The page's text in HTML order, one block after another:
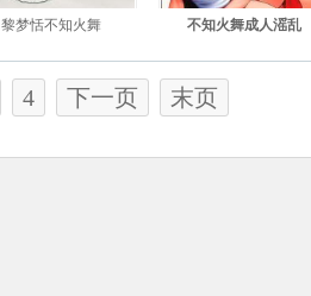
黎梦恬不知火舞 不知火舞成人滛乱
4 下一页 末页